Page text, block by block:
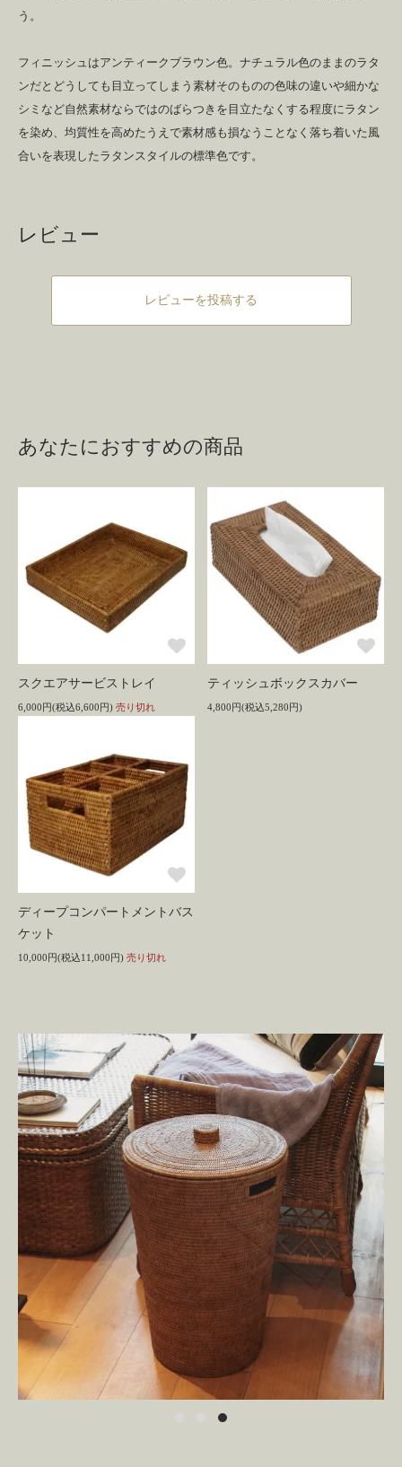
う。
フィニッシュはアンティークブラウン色。ナチュラル色のままのラタ
ンだとどうしても目立ってしまう素材そのものの色味の違いや細かな
シミなど自然素材ならではのばらつきを目立たなくする程度にラタン
を染め、均質性を高めたうえで素材感も損なうことなく落ち着いた風
合いを表現したラタンスタイルの標準色です。
レビュー
レビューを投稿する
あなたにおすすめの商品
スクエアサービストレイ
6,000円(税込6,600円) 売り切れ
ティッシュボックスカバー
4,800円(税込5,280円)
ディープコンパートメントバス
ケット
10,000円(税込11,000円) 売り切れ